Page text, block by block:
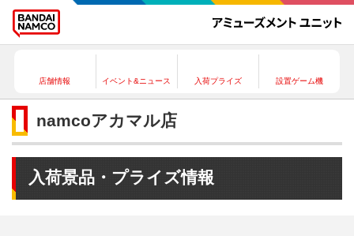
店舗情報 イベント&ニュース 入荷プライズ 設置ゲーム機
namcoアカマル店
入荷景品・プライズ情報